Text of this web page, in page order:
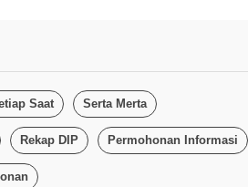
Saat Serta Merta
Rekap DIP Permohonan Informasi